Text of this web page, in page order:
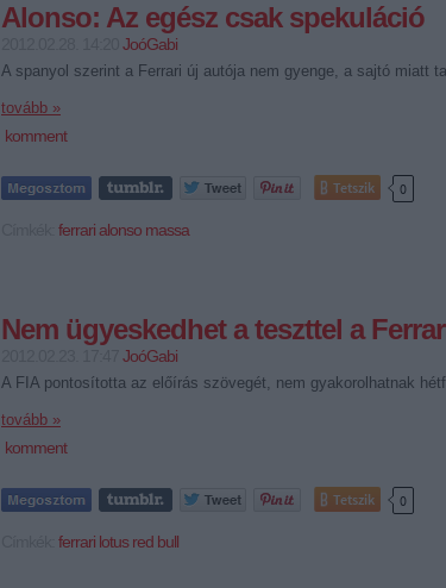
Alonso: Az egész csak spekuláció
JoóGabi
A spanyol szerint a Ferrari új autója nem gyenge, a sajtó miatt
tovább »
komment
Tetszik 0
ferrari alonso massa
Nem ügyeskedhet a teszttel a
JoóGabi
A FIA pontosította az előírás szövegét, nem gyakorolhatnak
tovább »
komment
Tetszik 0
ferrari lotus red bull